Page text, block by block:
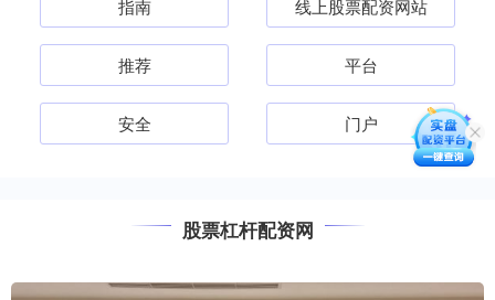
指南 线上股票配资网站
推荐 平台
安全 门户
股票杠杆配资网